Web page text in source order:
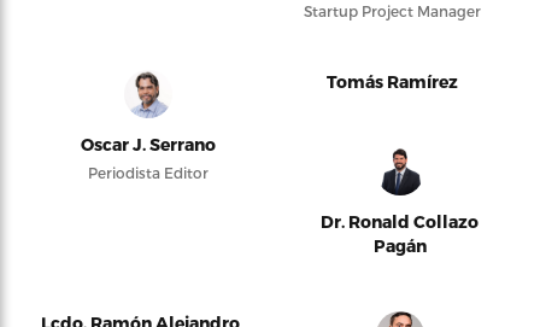
Startup Project Manager
Oscar J. Serrano
Periodista Editor
Tomás Ramírez
Dr. Ronald Collazo
Pagán
Lcdo. Ramón Alejandro